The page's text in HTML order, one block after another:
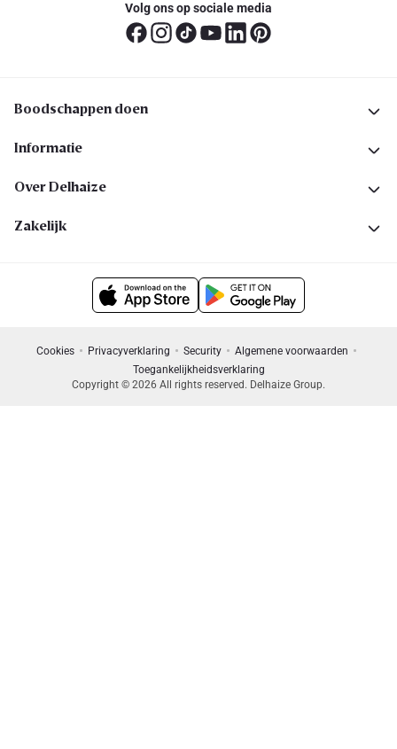
Volg ons op sociale media
Boodschappen doen
Informatie
Over Delhaize
Zakelijk
Cookies Privacyverklaring Security
Algemene voorwaarden
Toegankelijkheidsverklaring
Copyright © 2026 All rights reserved. Delhaize Group.